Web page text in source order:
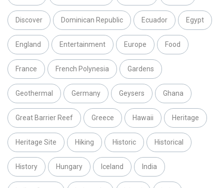
Discover Dominican Republic Ecuador Egypt
England Entertainment Europe Food
France French Polynesia Gardens
Geothermal Germany Geysers Ghana
Great Barrier Reef Greece Hawaii Heritage
Heritage Site Hiking Historic Historical
History Hungary Iceland India